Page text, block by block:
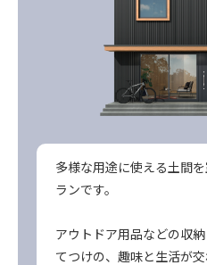
多様な用途に使える土間
ランです。
アウトドア用品などの収
てつけの、趣味と生活が